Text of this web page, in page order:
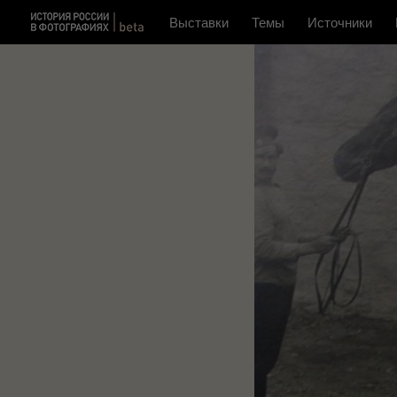
Выставки Темы Источники